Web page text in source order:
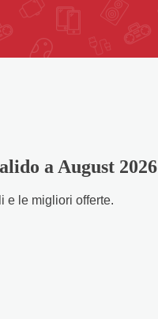
a August 2026
e le migliori offerte.